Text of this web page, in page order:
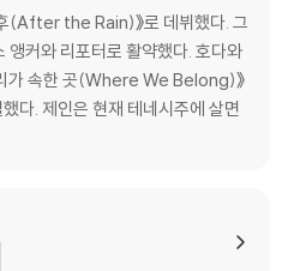
(After the Rain)》로 데뷔했다. 그
앵커와 리포터로 활약했다. 호다와
리가 속한 곳(Where We Belong)》
다. 제인은 현재 테네시주에 살면